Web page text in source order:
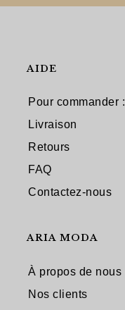
AIDE
Pour commander :
Livraison
Retours
FAQ
Contactez-nous
ARIA MODA
À propos de nous
Nos clients